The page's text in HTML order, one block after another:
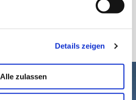
Details zeigen
Alle zulassen